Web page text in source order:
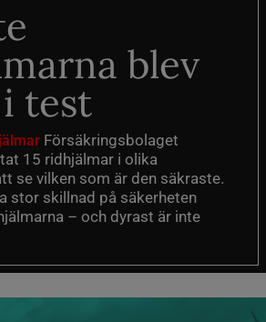
blev
test
Försäkringsbolaget
15 ridhjälmar i olika
se vilken som är den säkraste.
stor skillnad på säkerheten
– och dyrast är inte